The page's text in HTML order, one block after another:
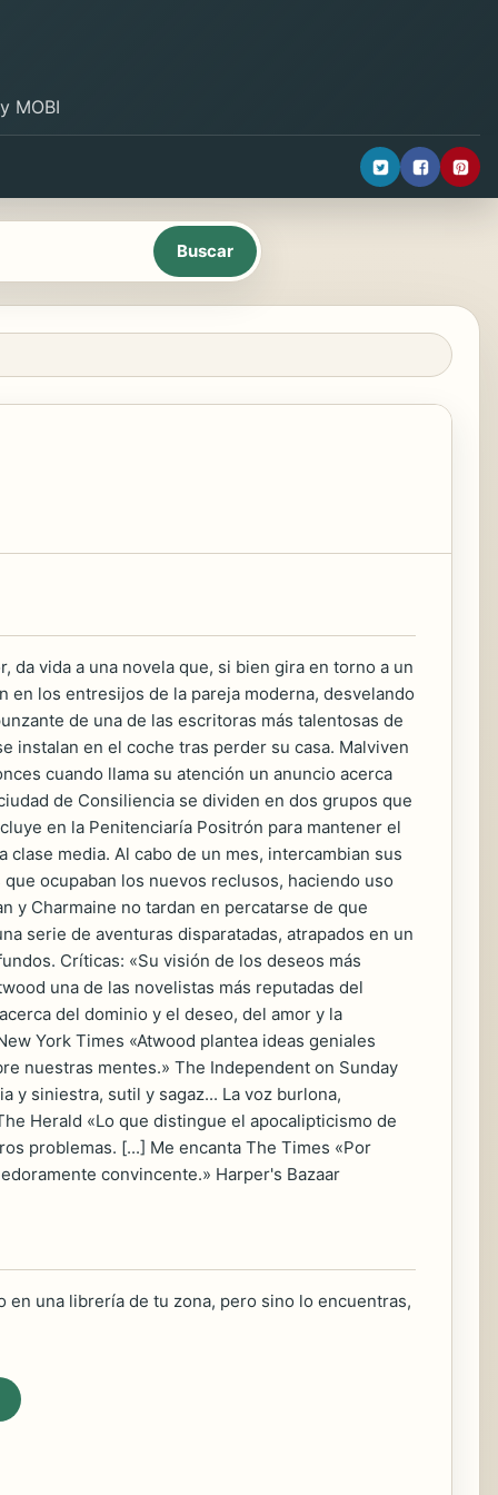
MOBI
da vida a una novela que, si bien gira en torno a un
en los entresijos de la pareja moderna, desvelando
de una de las escritoras más talentosas de
instalan en el coche tras perder su casa. Malviven
cuando llama su atención un anuncio acerca
de Consiliencia se dividen en dos grupos que
en la Penitenciaría Positrón para mantener el
media. Al cabo de un mes, intercambian sus
ocupaban los nuevos reclusos, haciendo uso
y Charmaine no tardan en percatarse de que
serie de aventuras disparatadas, atrapados en un
Críticas: «Su visión de los deseos más
una de las novelistas más reputadas del
del dominio y el deseo, del amor y la
York Times «Atwood plantea ideas geniales
nuestras mentes.» The Independent on Sunday
y siniestra, sutil y sagaz... La voz burlona,
Herald «Lo que distingue el apocalipticismo de
problemas. [...] Me encanta The Times «Por
convincente.» Harper's Bazaar
una librería de tu zona, pero sino lo encuentras,